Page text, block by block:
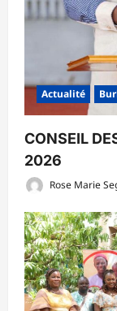
Actualité
CONSEIL
2026
Rose Marie